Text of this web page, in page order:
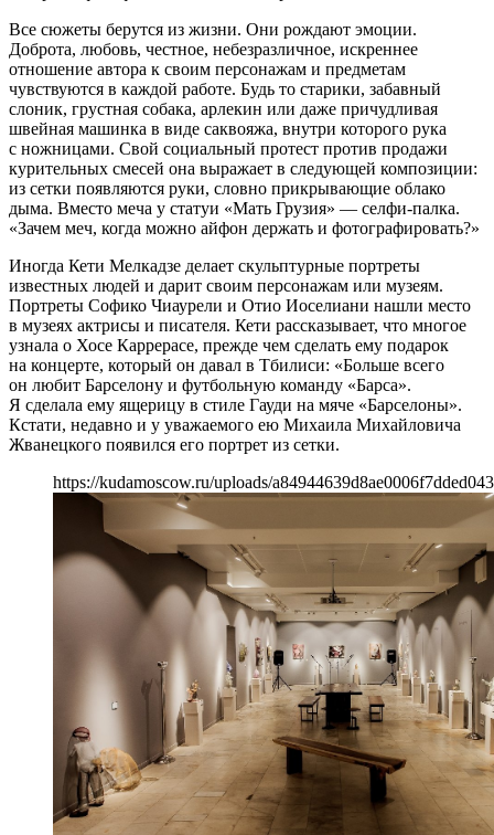
Все сюжеты берутся из жизни. Они рождают эмоции.
Доброта, любовь, честное, небезразличное, искреннее
отношение автора к своим персонажам и предметам
чувствуются в каждой работе. Будь то старики, забавный
слоник, грустная собака, арлекин или даже причудливая
швейная машинка в виде саквояжа, внутри которого рука
с ножницами. Свой социальный протест против продажи
курительных смесей она выражает в следующей композиции:
из сетки появляются руки, словно прикрывающие облако
дыма. Вместо меча у статуи «Мать Грузия» — селфи-палка.
«Зачем меч, когда можно айфон держать и фотографировать?»
Иногда Кети Мелкадзе делает скульптурные портреты
известных людей и дарит своим персонажам или музеям.
Портреты Софико Чиаурели и Отио Иоселиани нашли место
в музеях актрисы и писателя. Кети рассказывает, что многое
узнала о Хосе Каррерасе, прежде чем сделать ему подарок
на концерте, который он давал в Тбилиси: «Больше всего
он любит Барселону и футбольную команду «Барса».
Я сделала ему ящерицу в стиле Гауди на мяче «Барселоны».
Кстати, недавно и у уважаемого ею Михаила Михайловича
Жванецкого появился его портрет из сетки.
https://kudamoscow.ru/uploads/